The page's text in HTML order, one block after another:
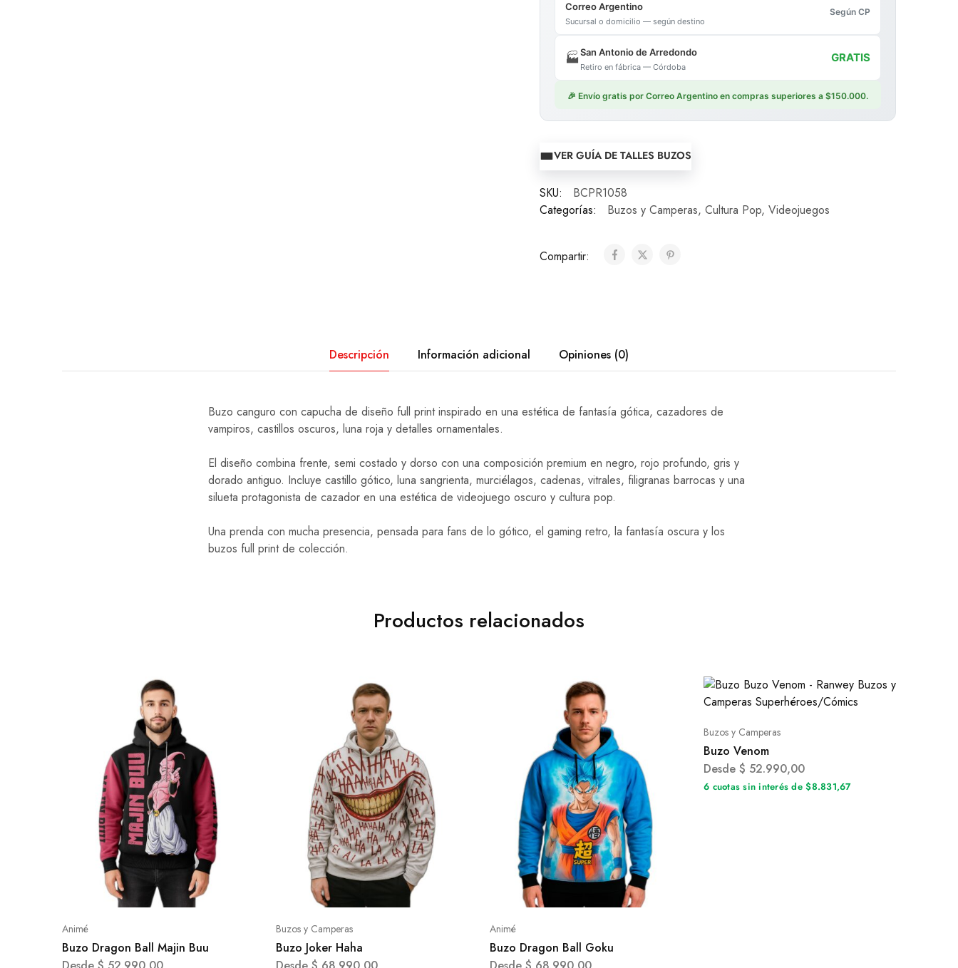
Correo Argentino
Sucursal o domicilio — según destino
Según CP
🏭San Antonio de Arredondo
Retiro en fábrica — Córdoba
GRATIS
🎉 Envío gratis por Correo Argentino en compras superiores a $150.000.
VER GUÍA DE TALLES BUZOS
SKU:
BCPR1058
Categorías:
Buzos y Camperas, Cultura Pop, Videojuegos
Compartir:
Descripción Información adicional Opiniones (0)
Buzo canguro con capucha de diseño full print inspirado en una estética de fantasía gótica, cazadores de
vampiros, castillos oscuros, luna roja y detalles ornamentales.
El diseño combina frente, semi costado y dorso con una composición premium en negro, rojo profundo, gris y
dorado antiguo. Incluye castillo gótico, luna sangrienta, murciélagos, cadenas, vitrales, filigranas barrocas y una
silueta protagonista de cazador en una estética de videojuego oscuro y cultura pop.
Una prenda con mucha presencia, pensada para fans de lo gótico, el gaming retro, la fantasía oscura y los
buzos full print de colección.
Productos relacionados
Animé
Buzo Dragon Ball Majin Buu
Buzos y Camperas
Buzo Joker Haha
Animé
Buzo Dragon Ball Goku
Buzos y Camperas
Buzo Venom
Desde $ 52.990,00
6 cuotas sin interés de $8.831,67